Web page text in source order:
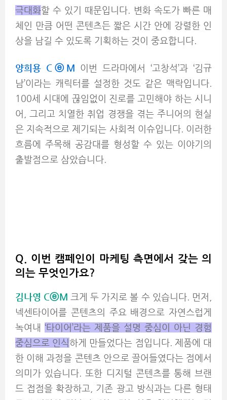
극대화할 수 있기 때문입니다. 변화 속도가 빠른 매
체인 만큼 어떤 콘텐츠든 짧은 시간 안에 강렬한 인
상을 남길 수 있도록 기획하는 것이 중요합니다.
양희용 CⓔM
이번 드라마에서 ‘고창석’과 ‘김규
남’이라는 캐릭터를 설정한 것도 같은 맥락입니다.
100세 시대에 끊임없이 진로를 고민해야 하는 시니
어, 그리고 치열한 취업 경쟁을 겪는 주니어의 현실
은 지속적으로 제기되는 사회적 이슈입니다. 이러한
흐름에 주목해 공감대를 형성할 수 있는 이야기의
출발점으로 삼았습니다.
Q. 이번 캠페인이 마케팅 측면에서 갖는 의
의는 무엇인가요?
김나영 CⓔM 크게 두 가지로 볼 수 있습니다. 먼저,
넥센타이어를 콘텐츠의 주요 배경으로 자연스럽게
녹여내 ‘타이어’라는 제품을 설명 중심이 아닌 경험
중심으로 인식하게 만들었다는 점입니다. 제품에 대
한 이해 과정을 콘텐츠 안으로 끌어들였다는 점에서
의미가 있습니다. 또한 디지털 콘텐츠를 통해 브랜
드 접점을 확장하고, 기존 광고 방식과는 다른 형태